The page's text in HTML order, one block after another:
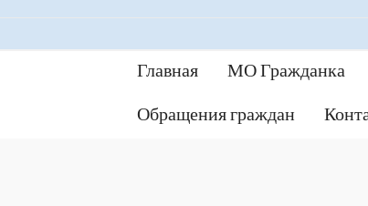
Главная МО Гражданка
Обращения граждан